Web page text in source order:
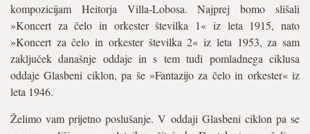
kompozicijam Heitorja Villa-Lobosa. Najprej bomo slišali
»Koncert za čelo in orkester številka 1« iz leta 1915, nato
»Koncert za čelo in orkester številka 2« iz leta 1953, za sam
zaključek današnje oddaje in s tem tudi pomladnega ciklusa
oddaje Glasbeni ciklon, pa še »Fantazijo za čelo in orkester« iz
leta 1946.
Želimo vam prijetno poslušanje. V oddaji Glasbeni ciklon pa se